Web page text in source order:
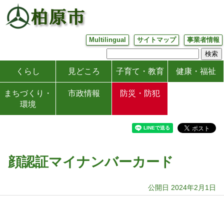
Multilingual サイトマップ 事業者情報
くらし 見どころ 子育て・教育 健康・福祉
まちづくり・
環境
市政情報 防災・防犯
顔認証マイナンバーカード
公開日 2024年2月1日